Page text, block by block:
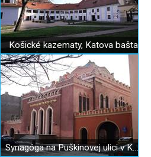
Košické kazematy, Katova bašta
Synagóga na Puškinovej ulici v Košiciach